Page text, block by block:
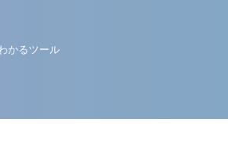
かるツール